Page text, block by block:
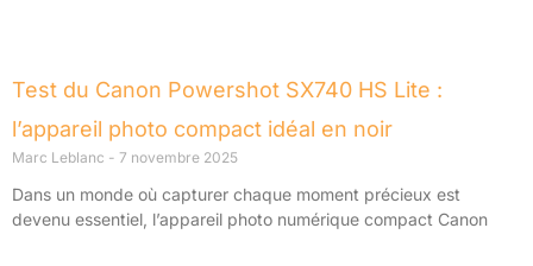
Test du Canon Powershot SX740 HS Lite :
l’appareil photo compact idéal en noir
Marc Leblanc 7 novembre 2025
Dans un monde où capturer chaque moment précieux est
devenu essentiel, l’appareil photo numérique compact Canon